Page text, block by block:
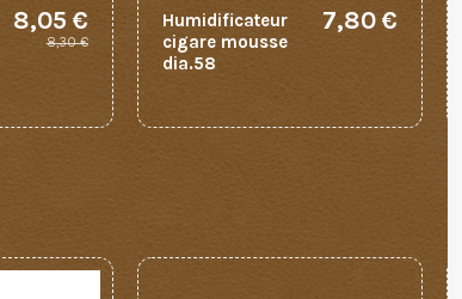
8,05 €
8,30 €
Humidificateur
cigare mousse
dia.58
7,80 €